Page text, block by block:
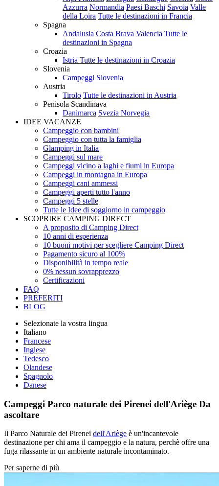
Azzurra Normandia Paesi Baschi Savoia Valle
della Loira Tutte le destinazioni in Francia
Spagna
Andalusia Costa Brava Valencia Tutte le
destinazioni in Spagna
Croazia
Istria Tutte le destinazioni in Croazia
Slovenia
Campeggi Slovenia
Austria
Tirolo Tutte le destinazioni in Austria
Penisola Scandinava
Danimarca Svezia Norvegia
IDEE VACANZE
Campeggio con bambini
Campeggio con tutta la famiglia
Glamping in Italia
Campeggi sul mare
Campeggi vicino a laghi e fiumi in Europa
Campeggi in montagna in Europa
Campeggi cani ammessi
Campeggi aperti tutto l'anno
Campeggi 5 stelle
Tutte le Idee di soggiorno in campeggio
SCOPRIRE CAMPING DIRECT
A proposito di Camping Direct
10 anni di esperienza
10 buoni motivi per scegliere Camping Direct
Pagamento sicuro al 100%
Disponibilità in tempo reale
0% nessun sovrapprezzo
Certificazioni
FAQ
PREFERITI
BLOG
Selezionate la vostra lingua
Italiano
Francese
Inglese
Tedesco
Olandese
Spagnolo
Danese
Campeggi Parco naturale dei Pirenei dell'Ariège Da
ascoltare
Il Parco Naturale dei Pirenei dell'Ariège è un'incantevole
destinazione per chi ama il campeggio e la natura, perchè offre una
fuga rilassante in un ambiente naturale incontaminato.
Per saperne di più